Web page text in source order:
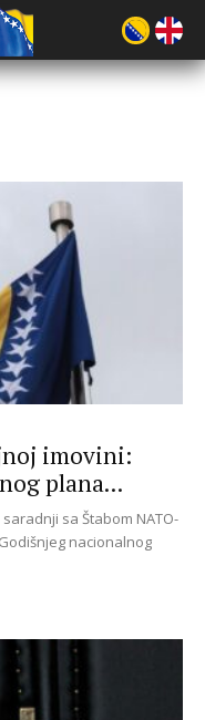
imovini:
plana...
sa Štabom NATO-
nacionalnog